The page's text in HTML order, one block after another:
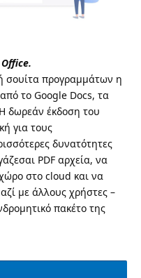
Office.
σουίτα προγραμμάτων η
το Google Docs, τα
δωρεάν έκδοση του
για τους
δυνατότητες
PDF αρχεία, να
στο cloud και να
με άλλους χρήστες –
πακέτο της